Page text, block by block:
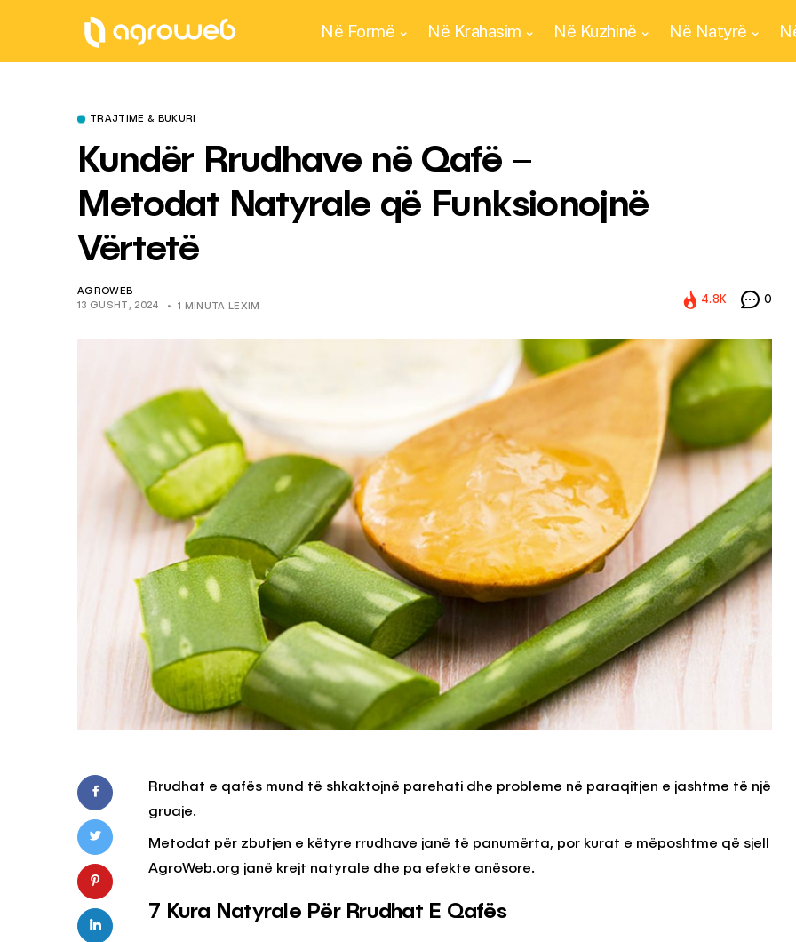
Në Formë Në Krahasim Në Kuzhinë Në Natyrë
TRAJTIME & BUKURI
Kundër Rrudhave në Qafë –
Metodat Natyrale që Funksionojnë
Vërtetë
AGROWEB
13 GUSHT, 2024
1 MINUTA LEXIM
4.8K 0
Rrudhat e qafës mund të shkaktojnë parehati dhe probleme në paraqitjen e jashtme të një
gruaje.
Metodat për zbutjen e këtyre rrudhave janë të panumërta, por kurat e mëposhtme që sjell
AgroWeb.org janë krejt natyrale dhe pa efekte anësore.
7 Kura Natyrale Për Rrudhat E Qafës
Letrën e Aluminit për Ruajtjen